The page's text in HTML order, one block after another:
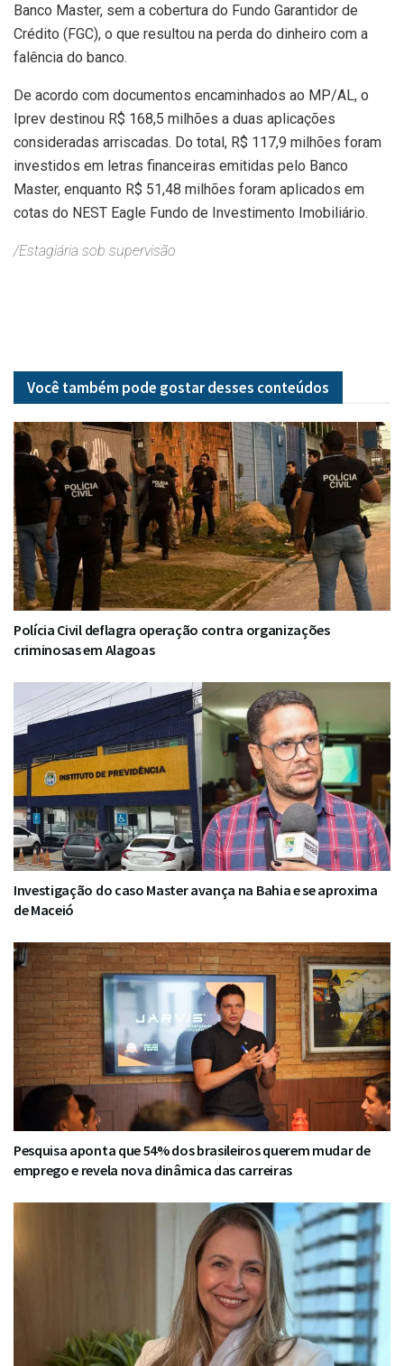
Banco Master, sem a cobertura do Fundo Garantidor de
Crédito (FGC), o que resultou na perda do dinheiro com a
falência do banco.
De acordo com documentos encaminhados ao MP/AL, o
Iprev destinou R$ 168,5 milhões a duas aplicações
consideradas arriscadas. Do total, R$ 117,9 milhões foram
investidos em letras financeiras emitidas pelo Banco
Master, enquanto R$ 51,48 milhões foram aplicados em
cotas do NEST Eagle Fundo de Investimento Imobiliário.
/Estagiária sob supervisão
Você também pode gostar desses conteúdos
Polícia Civil deflagra operação contra organizações
criminosas em Alagoas
Investigação do caso Master avança na Bahia e se aproxima
de Maceió
Pesquisa aponta que 54% dos brasileiros querem mudar de
emprego e revela nova dinâmica das carreiras